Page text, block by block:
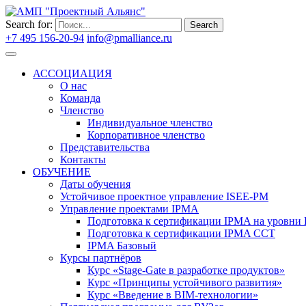
Search for: Search
+7 495 156-20-94 info@pmalliance.ru
АССОЦИАЦИЯ
О нас
Команда
Членство
Индивидуальное членство
Корпоративное членство
Представительства
Контакты
ОБУЧЕНИЕ
Даты обучения
Устойчивое проектное управление ISEE-PM
Управление проектами IPMA
Подготовка к сертификации IPMA на уровни
Подготовка к сертификации IPMA CCT
IPMA Базовый
Курсы партнёров
Курс «Stage-Gate в разработке продуктов»
Курс «Принципы устойчивого развития»
Курс «Введение в BIM-технологии»